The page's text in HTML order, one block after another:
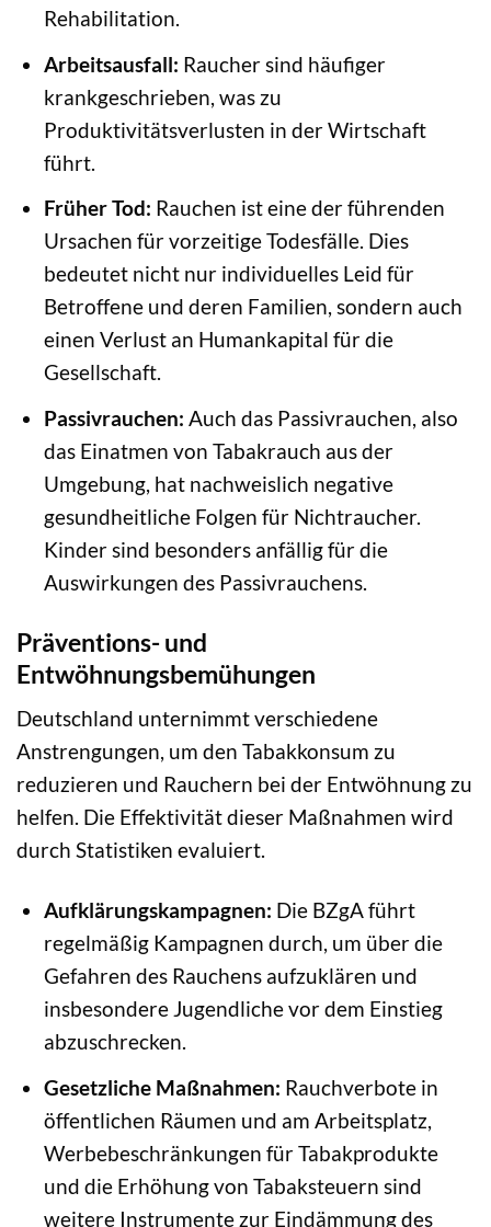
Rehabilitation.
Arbeitsausfall: Raucher sind häufiger
krankgeschrieben, was zu
Produktivitätsverlusten in der Wirtschaft
führt.
Früher Tod: Rauchen ist eine der führenden
Ursachen für vorzeitige Todesfälle. Dies
bedeutet nicht nur individuelles Leid für
Betroffene und deren Familien, sondern auch
einen Verlust an Humankapital für die
Gesellschaft.
Passivrauchen: Auch das Passivrauchen, also
das Einatmen von Tabakrauch aus der
Umgebung, hat nachweislich negative
gesundheitliche Folgen für Nichtraucher.
Kinder sind besonders anfällig für die
Auswirkungen des Passivrauchens.
Präventions- und
Entwöhnungsbemühungen
Deutschland unternimmt verschiedene
Anstrengungen, um den Tabakkonsum zu
reduzieren und Rauchern bei der Entwöhnung zu
helfen. Die Effektivität dieser Maßnahmen wird
durch Statistiken evaluiert.
Aufklärungskampagnen: Die BZgA führt
regelmäßig Kampagnen durch, um über die
Gefahren des Rauchens aufzuklären und
insbesondere Jugendliche vor dem Einstieg
abzuschrecken.
Gesetzliche Maßnahmen: Rauchverbote in
öffentlichen Räumen und am Arbeitsplatz,
Werbebeschränkungen für Tabakprodukte
und die Erhöhung von Tabaksteuern sind
weitere Instrumente zur Eindämmung des